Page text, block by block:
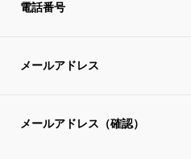
電話番号
メールアドレス
メールアドレス（確認）